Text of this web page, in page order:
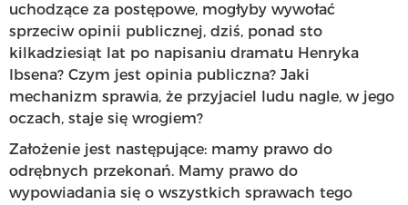
uchodzące za postępowe, mogłyby wywołać
sprzeciw opinii publicznej, dziś, ponad sto
kilkadziesiąt lat po napisaniu dramatu Henryka
Ibsena? Czym jest opinia publiczna? Jaki
mechanizm sprawia, że przyjaciel ludu nagle, w jego
oczach, staje się wrogiem?
Założenie jest następujące: mamy prawo do
odrębnych przekonań. Mamy prawo do
wypowiadania się o wszystkich sprawach tego